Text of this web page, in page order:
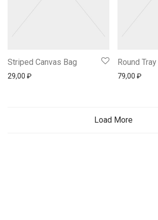
Striped Canvas Bag
29,00 ₽
Round
79,00 ₽
Load More